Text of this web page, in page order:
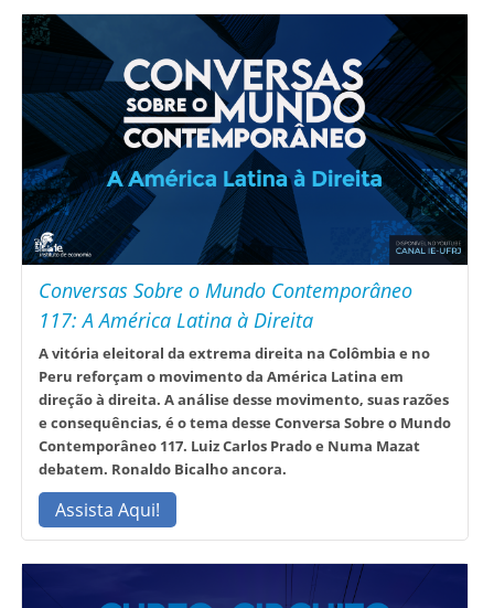
Conversas Sobre o Mundo Contemporâneo
117: A América Latina à Direita
A vitória eleitoral da extrema direita na Colômbia e no
Peru reforçam o movimento da América Latina em
direção à direita. A análise desse movimento, suas razões
e consequências, é o tema desse Conversa Sobre o Mundo
Contemporâneo 117. Luiz Carlos Prado e Numa Mazat
debatem. Ronaldo Bicalho ancora.
Assista Aqui!